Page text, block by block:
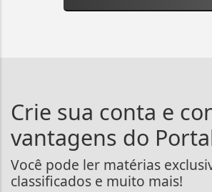
Crie sua conta e
vantagens do
Você pode ler matérias
classificados e muito mais!